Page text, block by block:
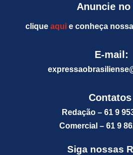
Anuncie no
clique aquie conheça
E-mail:
Contatos
Redação – 61 9
Comercial – 61 9
Siga nossas